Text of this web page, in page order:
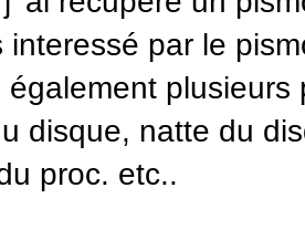
interessé par le
également plusieurs
disque, natte du
proc. etc..